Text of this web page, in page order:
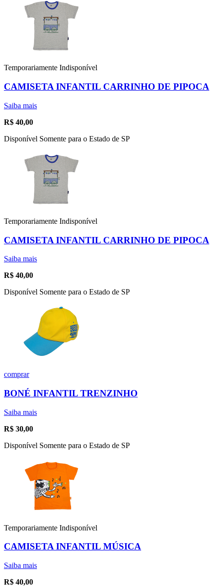
Temporariamente Indisponível
CAMISETA INFANTIL CARRINHO DE PIPOCA
Saiba mais
R$ 40,00
Disponível Somente para o Estado de SP
Temporariamente Indisponível
CAMISETA INFANTIL CARRINHO DE PIPOCA
Saiba mais
R$ 40,00
Disponível Somente para o Estado de SP
comprar
BONÉ INFANTIL TRENZINHO
Saiba mais
R$ 30,00
Disponível Somente para o Estado de SP
Temporariamente Indisponível
CAMISETA INFANTIL MÚSICA
Saiba mais
R$ 40,00